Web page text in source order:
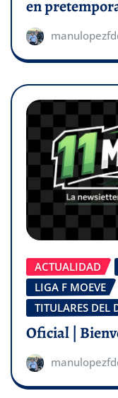
en
ACTUALIDAD
LIGA F MOEVE
TITULARES DEL
Oficial |